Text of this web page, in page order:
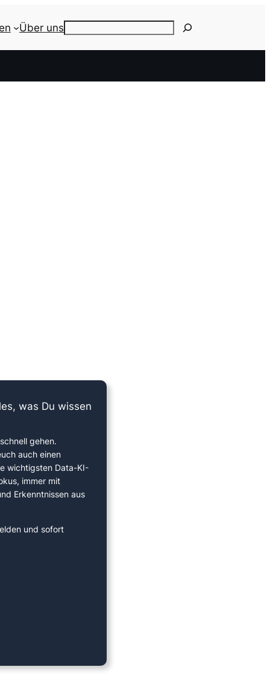
Über uns
was Du wissen
gehen.
auch einen
wichtigsten Data-KI-
immer mit
Erkenntnissen aus
und sofort